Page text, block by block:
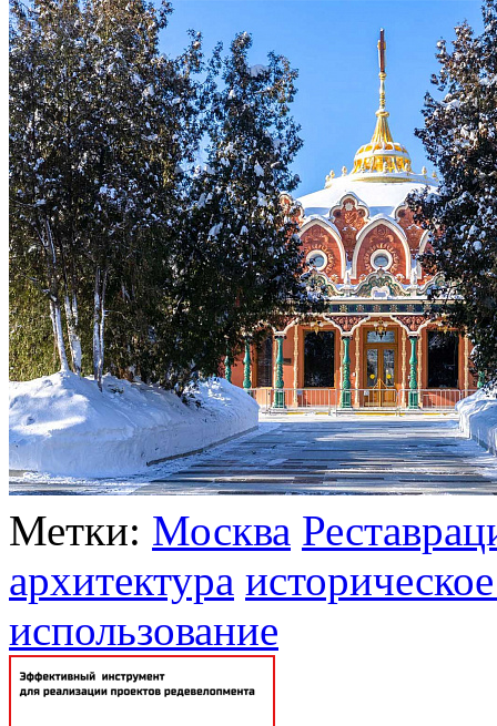
Метки: Москва
архитектура
использование